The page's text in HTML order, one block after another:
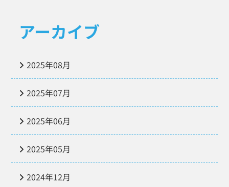
アーカイブ
2025年08月
2025年07月
2025年06月
2025年05月
2024年12月